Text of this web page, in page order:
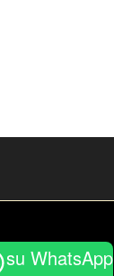
su WhatsApp